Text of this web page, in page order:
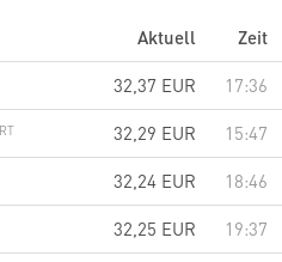
Aktuell
Zeit
32,37 EUR
17:36
32,29 EUR
15:47
32,24 EUR
18:46
32,25 EUR
19:37